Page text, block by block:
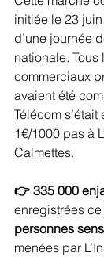
initiée le 23
d’une journée
nationale.
commerciaux
avaient été
Télécom
1€/1000 pas à
Calmettes.
👉 335 000
enregistrées
personnes
menées par